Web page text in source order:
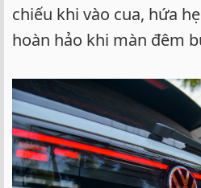
chiếu khi vào cua, hứa
hoàn hảo khi màn đêm